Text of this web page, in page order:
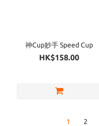
神Cup妙手 Speed Cup
HK$158.00
1 2